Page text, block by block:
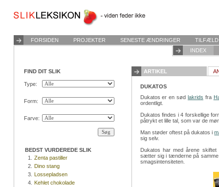
FORSIDEN PROJEKTER SENESTE ÆNDRINGER
INDEX
FIND DIT SLIK
Type:
Form:
Farve:
BEDST VURDEREDE SLIK
1.
Zenta pastiller
2. Dino stang
3. Lossepladsen
4. Kehlet chokolade
ARTIKEL
DUKATOS
Dukatos er en sød lakrids fra
ordentligt.
Dukatos findes i 4 forskellige
påtrykt et lille tal, som var de
Man støder oftest på dukatos i
sig selv.
Dukatos har med årene
sætter sig i tænderne på samme
smagsintensiteten.